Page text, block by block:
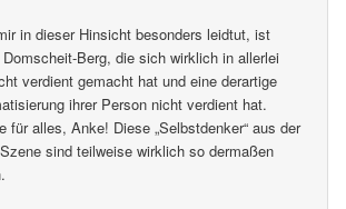
in dieser Hinsicht besonders leidtut, ist
Berg, die sich wirklich in allerlei
verdient gemacht hat und eine derartige
ihrer Person nicht verdient hat.
für alles, Anke! Diese „Selbstdenker“ aus der
sind teilweise wirklich so dermaßen